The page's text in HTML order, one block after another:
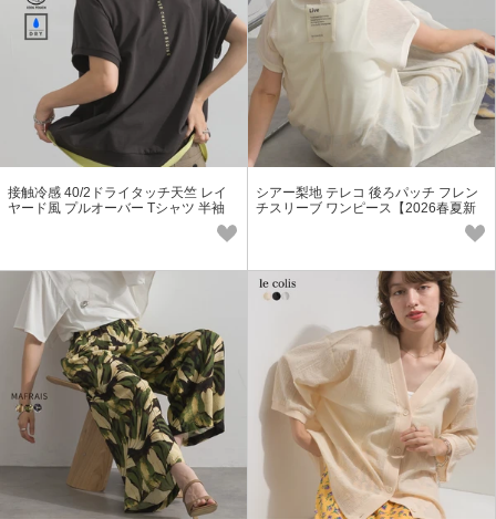
接触冷感 40/2ドライタッチ天竺 レイ
ヤード風 プルオーバー Tシャツ 半袖
シアー梨地 テレコ 後ろパッチ フレン
チスリーブ ワンピース【2026春夏新